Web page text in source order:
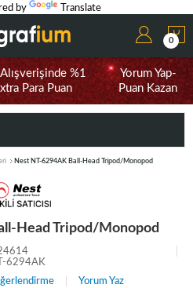
by Translate
0
%1
Para Puan
Yorum Yap-
Puan Kazan
Nest NT-6294AK Ball-Head Tripod/Monopod
Head Tripod/Monopod
6294AK
Yorum Yaz